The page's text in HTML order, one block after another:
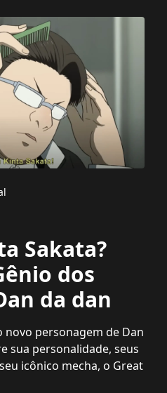
Sakata?
dos
da dan
novo personagem de Dan
sua personalidade, seus
icônico mecha, o Great